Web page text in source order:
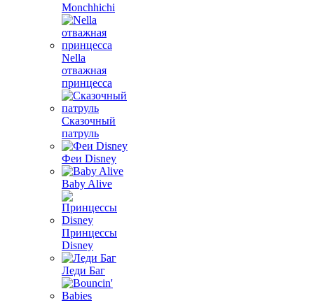
Monchhichi
Nella
отважная
принцесса
Сказочный
патруль
Феи Disney
Baby Alive
Принцессы
Disney
Леди Баг